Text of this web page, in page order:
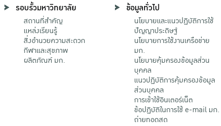
รอบรั้วมหาวิทยาลัย
สถานที่สำคัญ
แหล่งเรียนรู้
สิ่งอำนวยความสะดวก
กีฬาและสุขภาพ
ผลิตภัณฑ์ มก.
ข้อมูลทั่วไป
นโยบายและแนวปฏิบัติการใช้
ปัญญาประดิษฐ์
นโยบายการใช้งานเครือข่าย
มก.
นโยบายคุ้มครองข้อมูลส่วน
บุคคล
แนวปฏิบัติการคุ้มครองข้อมูล
ส่วนบุคคล
การเข้าใช้อินเตอร์เน็ต
ข้อปฏิบัติในการใช้ e-mail มก.
ถ่ายทอดสด